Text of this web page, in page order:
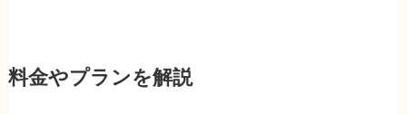
料金やプランを解説